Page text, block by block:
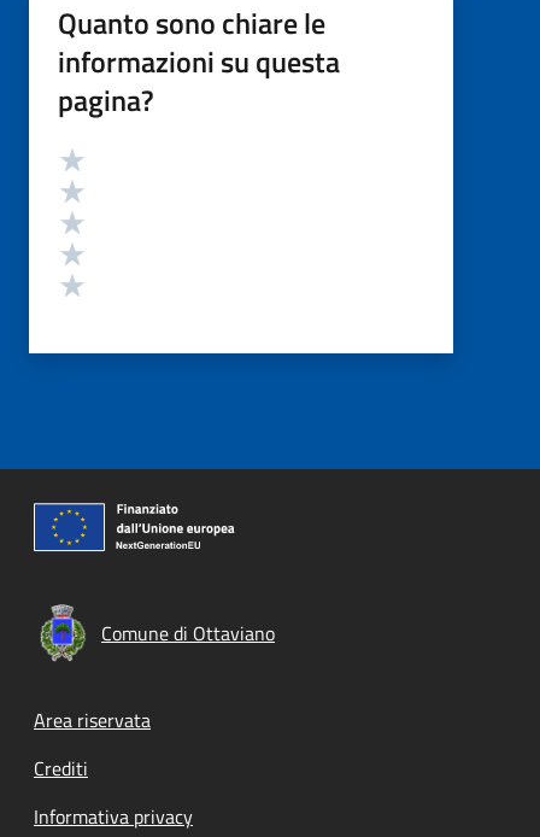
Quanto sono chiare le
informazioni su questa
pagina?
Valutazione
Comune di Ottaviano
Footer menu
Area riservata
Crediti
Informativa privacy